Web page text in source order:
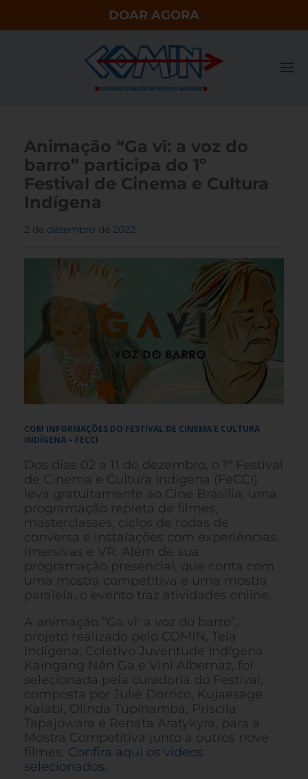
DOAR AGORA
Animação “Ga vī: a voz do
barro” participa do 1º
Festival de Cinema e Cultura
Indígena
2 de dezembro de 2022
COM INFORMAÇÕES DO FESTIVAL DE CINEMA E CULTURA
INDÍGENA – FECCI
Dos dias 02 a 11 de dezembro, o 1º Festival
de Cinema e Cultura Indígena (FeCCI)
leva gratuitamente ao Cine Brasília, uma
programação repleta de filmes,
masterclasses, ciclos de rodas de
conversa e instalações com experiências
imersivas e VR. Além de sua
programação presencial, que conta com
uma mostra competitiva e uma mostra
paralela, o evento traz atividades online.
A animação “Ga vī: a voz do barro”,
projeto realizado pelo COMIN, Tela
Indígena, Coletivo Juventude Indígena
Kaingang Nẽn Ga e Vini Albernaz, foi
selecionada pela curadoria do Festival,
composta por Julie Dorrico, Kujaesage
Kaiabi, Olinda Tupinambá, Priscila
Tapajowara e Renata Aratykyra, para a
Mostra Competitiva junto a outros nove
filmes. Confira aqui os vídeos
selecionados.